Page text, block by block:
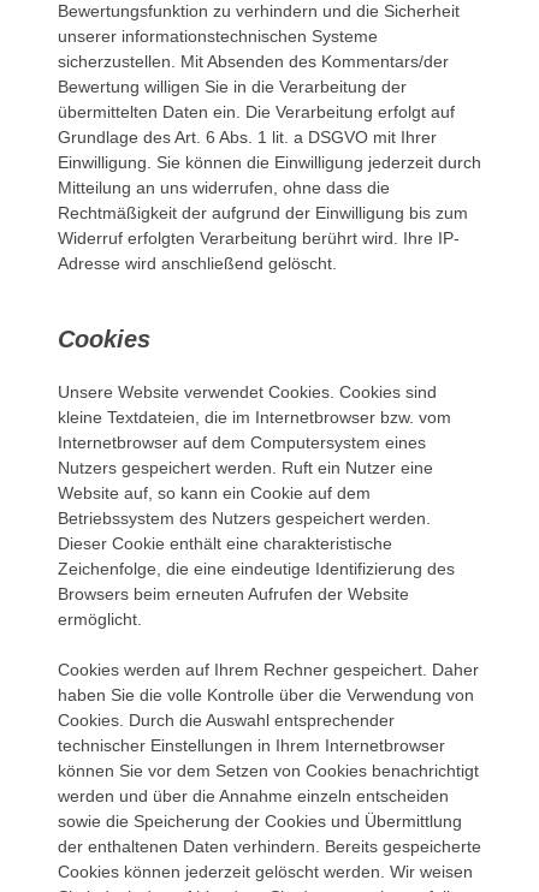
Bewertungsfunktion zu verhindern und die Sicherheit
unserer informationstechnischen Systeme
sicherzustellen. Mit Absenden des Kommentars/der
Bewertung willigen Sie in die Verarbeitung der
übermittelten Daten ein. Die Verarbeitung erfolgt auf
Grundlage des Art. 6 Abs. 1 lit. a DSGVO mit Ihrer
Einwilligung. Sie können die Einwilligung jederzeit durch
Mitteilung an uns widerrufen, ohne dass die
Rechtmäßigkeit der aufgrund der Einwilligung bis zum
Widerruf erfolgten Verarbeitung berührt wird. Ihre IP-
Adresse wird anschließend gelöscht.
Cookies
Unsere Website verwendet Cookies. Cookies sind
kleine Textdateien, die im Internetbrowser bzw. vom
Internetbrowser auf dem Computersystem eines
Nutzers gespeichert werden. Ruft ein Nutzer eine
Website auf, so kann ein Cookie auf dem
Betriebssystem des Nutzers gespeichert werden.
Dieser Cookie enthält eine charakteristische
Zeichenfolge, die eine eindeutige Identifizierung des
Browsers beim erneuten Aufrufen der Website
ermöglicht.
Cookies werden auf Ihrem Rechner gespeichert. Daher
haben Sie die volle Kontrolle über die Verwendung von
Cookies. Durch die Auswahl entsprechender
technischer Einstellungen in Ihrem Internetbrowser
können Sie vor dem Setzen von Cookies benachrichtigt
werden und über die Annahme einzeln entscheiden
sowie die Speicherung der Cookies und Übermittlung
der enthaltenen Daten verhindern. Bereits gespeicherte
Cookies können jederzeit gelöscht werden. Wir weisen